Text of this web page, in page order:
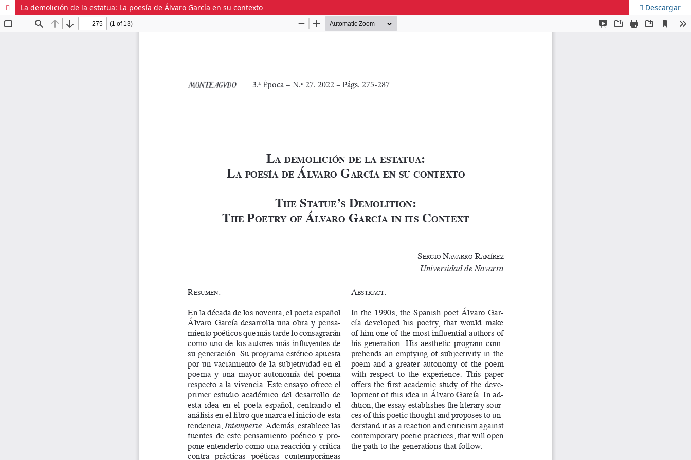
La demolición de la estatua: La poesía de Álvaro García en su contexto Descargar